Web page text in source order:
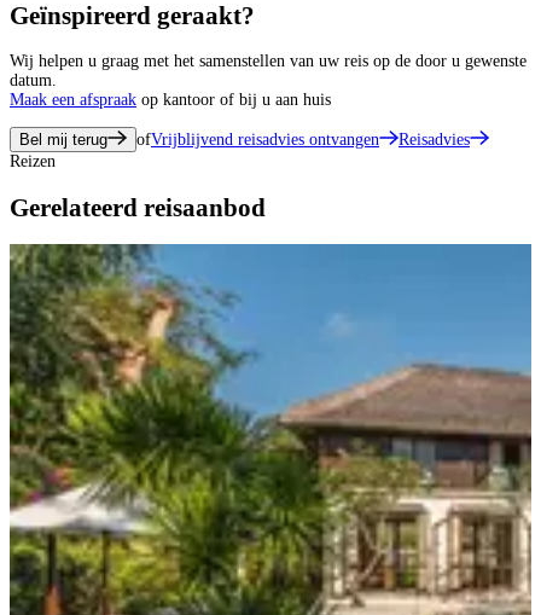
Geïnspireerd geraakt?
Wij helpen u graag met het samenstellen van uw reis op de door u gewenste
datum.
Maak een afspraak op kantoor of bij u aan huis
Bel mij terug ofVrijblijvend reisadvies ontvangen
Reisadvies
Reizen
Gerelateerd reisaanbod